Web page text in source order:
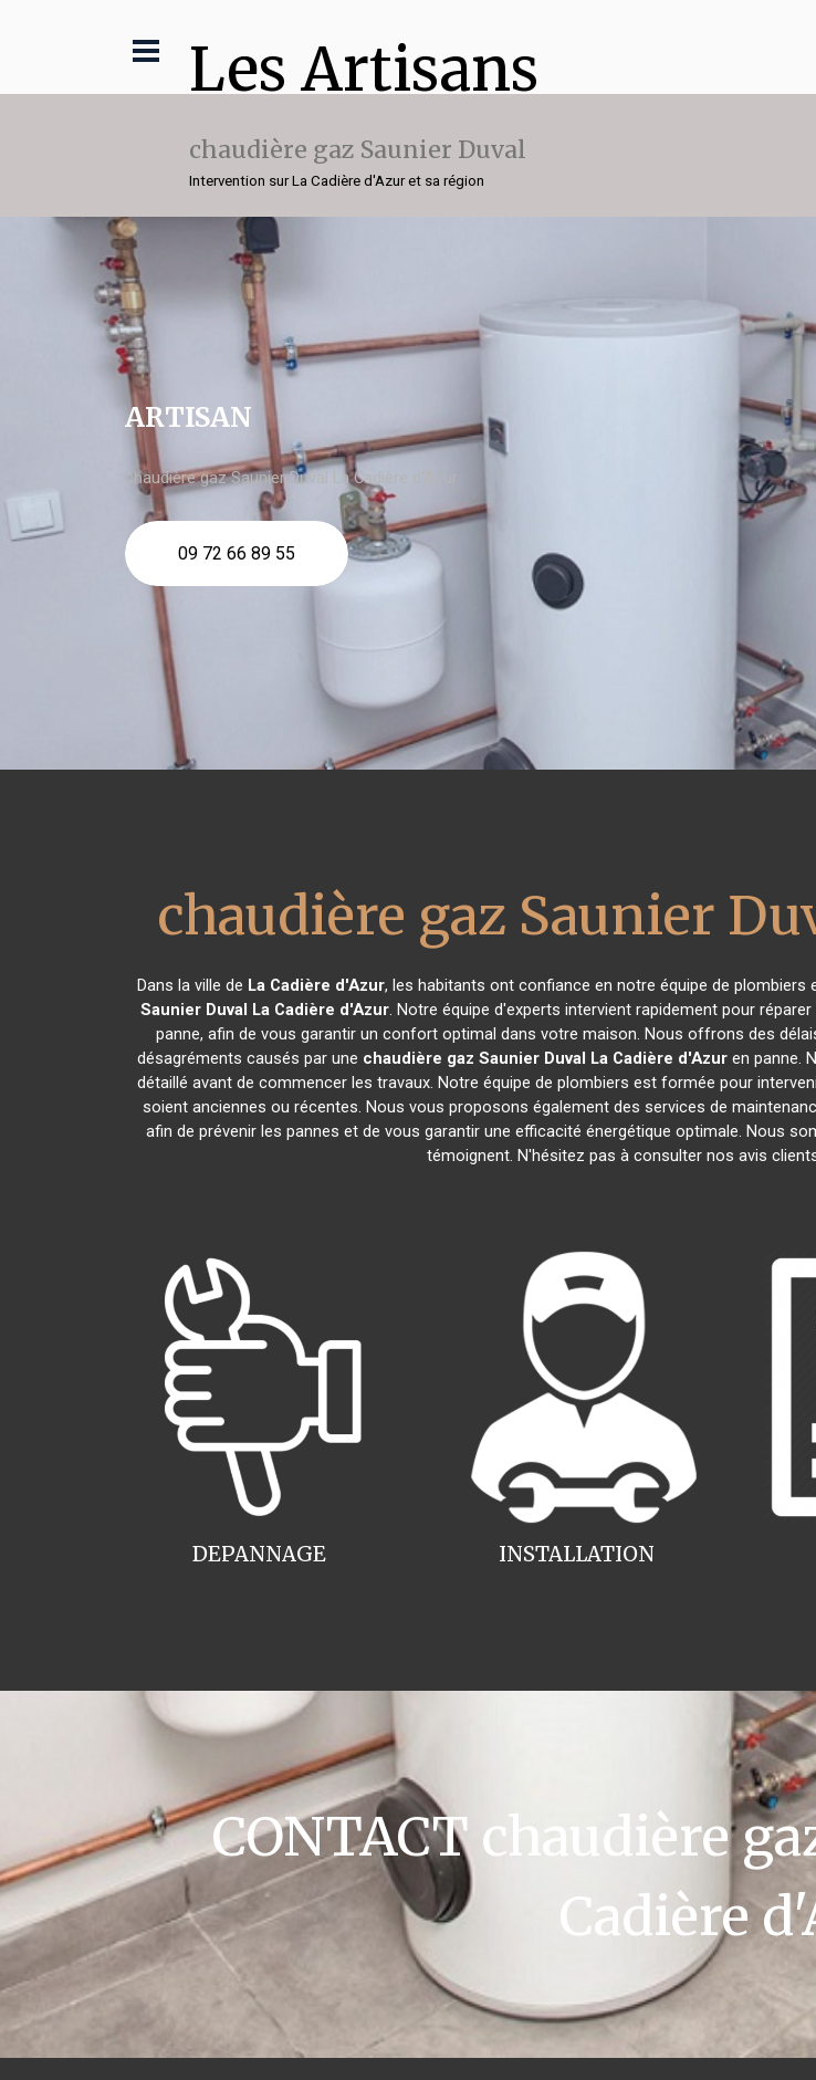
Les Artisans
chaudière gaz Saunier Duval
Intervention sur La Cadière d'Azur et sa région
ARTISAN
chaudière gaz Saunier Duval La Cadière d'Azur
09 72 66 89 55
chaudière gaz Saunier
Dans la ville de La Cadière d'Azur, les habitants ont confiance en notre équipe de
Saunier Duval La Cadière d'Azur. Notre équipe d'experts intervient rapidement pour
panne, afin de vous garantir un confort optimal dans votre maison. Nous offrons des
désagréments causés par une chaudière gaz Saunier Duval La Cadière d'Azuren panne.
détaillé avant de commencer les travaux. Notre équipe de plombiers est formée pour
soient anciennes ou récentes. Nous vous proposons également des services de
afin de prévenir les pannes et de vous garantir une efficacité énergétique optimale. Nous
témoignent. N'hésitez pas à consulter nos avis
INSTALLATION
DEPANNAGE
CONTACT chaudière
Cadière